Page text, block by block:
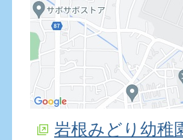
岩根みどり幼稚